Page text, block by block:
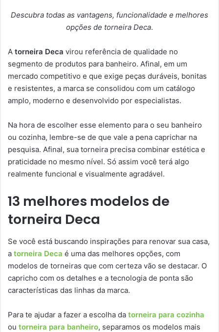
Descubra todas as vantagens, funcionalidade e melhores
opções de torneira Deca.
A torneira Deca virou referência de qualidade no
segmento de produtos para banheiro. Afinal, em um
mercado competitivo e que exige peças duráveis, bonitas
e resistentes, a marca se consolidou com um catálogo
amplo, moderno e desenvolvido por especialistas.
Na hora de escolher esse elemento para o seu banheiro
ou cozinha, lembre-se de que vale a pena caprichar na
pesquisa. Afinal, sua torneira precisa combinar estética e
praticidade no mesmo nível. Só assim você terá algo
realmente funcional e visualmente agradável.
13 melhores modelos de
torneira Deca
Se você está buscando inspirações para renovar sua casa,
a torneira Deca é uma das melhores opções, com
modelos de torneiras que com certeza vão se destacar. O
capricho com os detalhes e a tecnologia de ponta são
características das linhas da marca.
Para te ajudar a fazer a escolha da torneira para cozinha
ou torneira para banheiro, separamos os modelos mais